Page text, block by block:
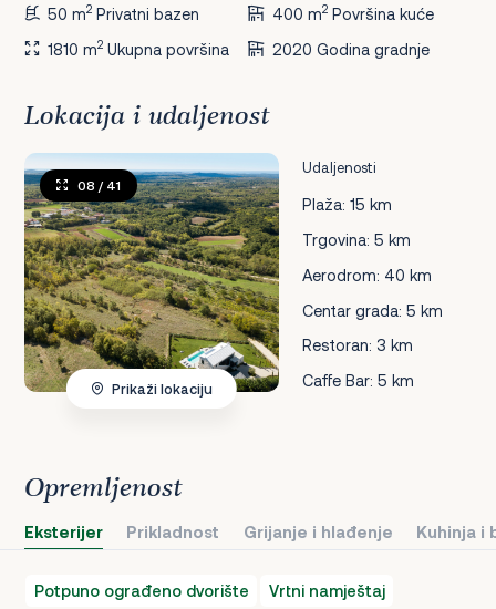
50 m2 Privatni bazen 400 m2Površina kuće
1810 m2 Ukupna površina 2020 Godina gradnje
Lokacija i udaljenost
Udaljenosti
Plaža: 15 km
Trgovina: 5 km
Aerodrom: 40 km
Centar grada: 5 km
Restoran: 3 km
Caffe Bar: 5 km
08 / 41
Prikaži lokaciju
Opremljenost
Eksterijer Prikladnost Grijanje i hlađenje Kuhinja i
Potpuno ograđeno dvorište
Vrtni namještaj